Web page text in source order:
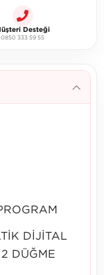
Desteği
0850 333 59 55
DİJİTAL
DÜĞME